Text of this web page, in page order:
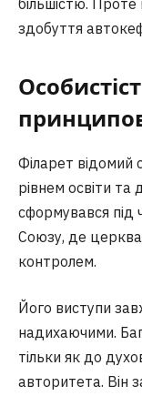
більшістю.
здобуття
Філарет
рівнем освіти та
сформувався під
Союзу, де
контролем.
Його виступи
надихаючими.
тільки як до
авторитета. Він